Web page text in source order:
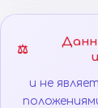
⚖️
и не